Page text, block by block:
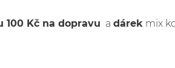
100 Kč na dopravu a dárek mix